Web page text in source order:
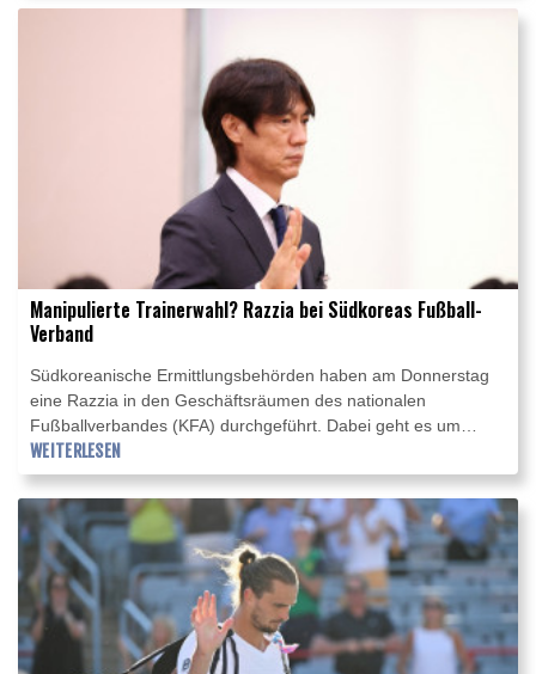
internationalen Pressestimmen im Überblick.
Manipulierte Trainerwahl? Razzia bei Südkoreas Fußball-
Verband
Südkoreanische Ermittlungsbehörden haben am Donnerstag
eine Razzia in den Geschäftsräumen des nationalen
Fußballverbandes (KFA) durchgeführt. Dabei geht es um
mögliche Manipulationen rund um die Ernennung des
ehemaligen Nationaltrainers Hong Myung-bo, der mit dem
Team bei der Weltmeisterschaft 2026 in der Vorrunde
gescheitert war.
WEITERLESEN